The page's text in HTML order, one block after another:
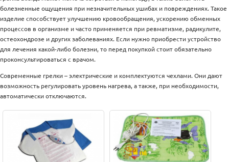
Доставка
Услуги
Возврат
Новинкам
Дороже
100% гарантия цены и наличия
В наличии на складе
-
болезненные ощущения при незначительных ушибах и повреждениях. Такое
изделие способствует улучшению кровообращения, ускорению обменных
процессов в организме и часто применяется при ревматизме, радикулите,
остеохондрозе и других заболеваниях. Если нужно приобрести устройство
для лечения какой-либо болезни, то перед покупкой стоит обязательно
проконсультироваться с врачом.
Современные грелки – электрические и комплектуются чехлами. Они дают
возможность регулировать уровень нагрева, а также, при необходимости,
автоматически отключаются.